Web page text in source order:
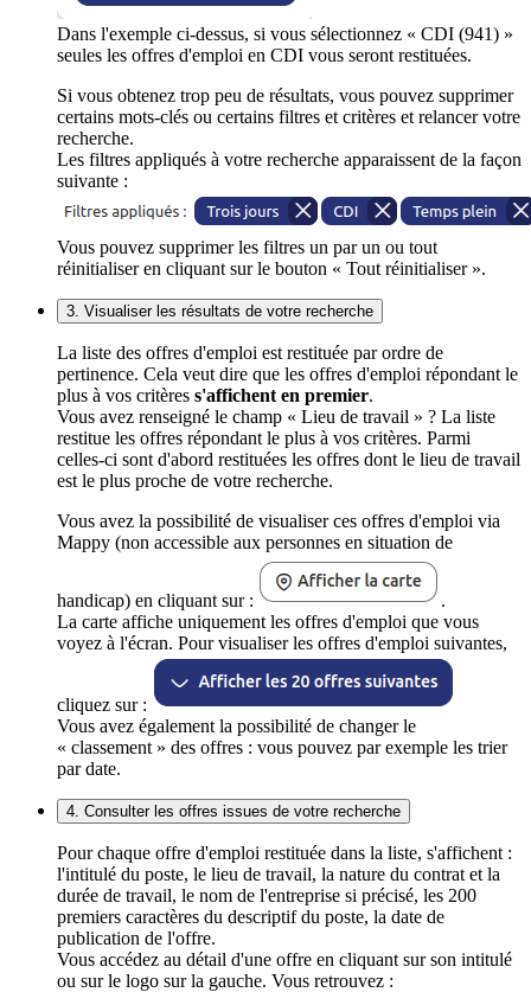
Dans l'exemple ci-dessus, si vous sélectionnez « CDI (941) »
seules les offres d'emploi en CDI vous seront restituées.
Si vous obtenez trop peu de résultats, vous pouvez supprimer
certains mots-clés ou certains filtres et critères et relancer votre
recherche.
Les filtres appliqués à votre recherche apparaissent de la façon
suivante :
Vous pouvez supprimer les filtres un par un ou tout
réinitialiser en cliquant sur le bouton « Tout réinitialiser ».
3. Visualiser les résultats de votre recherche
La liste des offres d'emploi est restituée par ordre de
pertinence. Cela veut dire que les offres d'emploi répondant le
plus à vos critères s'affichent en premier.
Vous avez renseigné le champ « Lieu de travail » ? La liste
restitue les offres répondant le plus à vos critères. Parmi
celles-ci sont d'abord restituées les offres dont le lieu de travail
est le plus proche de votre recherche.
Vous avez la possibilité de visualiser ces offres d'emploi via
Mappy (non accessible aux personnes en situation de
handicap) en cliquant sur :
.
La carte affiche uniquement les offres d'emploi que vous
voyez à l'écran. Pour visualiser les offres d'emploi suivantes,
cliquez sur :
Vous avez également la possibilité de changer le
« classement » des offres : vous pouvez par exemple les trier
par date.
4. Consulter les offres issues de votre recherche
Pour chaque offre d'emploi restituée dans la liste, s'affichent :
l'intitulé du poste, le lieu de travail, la nature du contrat et la
durée de travail, le nom de l'entreprise si précisé, les 200
premiers caractères du descriptif du poste, la date de
publication de l'offre.
Vous accédez au détail d'une offre en cliquant sur son intitulé
ou sur le logo sur la gauche. Vous retrouvez :